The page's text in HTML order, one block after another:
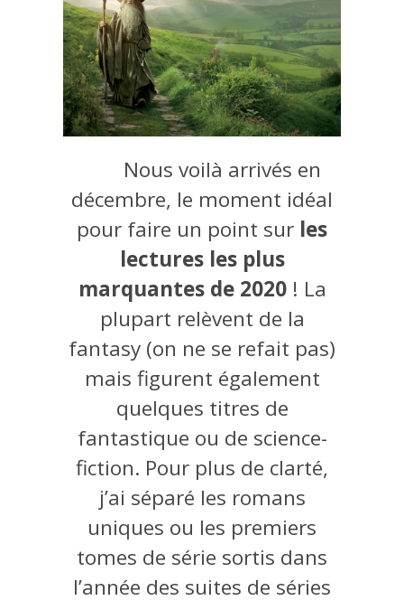
Nous voilà arrivés en
décembre, le moment idéal
pour faire un point sur les
lectures les plus
marquantes de 2020! La
plupart relèvent de la
fantasy (on ne se refait pas)
mais figurent également
quelques titres de
fantastique ou de science-
fiction. Pour plus de clarté,
j’ai séparé les romans
uniques ou les premiers
tomes de série sortis dans
l’année des suites de séries